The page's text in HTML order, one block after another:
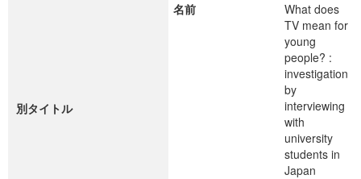
別タイトル
名前
What does
TV mean for
young
people? :
investigation
by
interviewing
with
university
students in
Japan